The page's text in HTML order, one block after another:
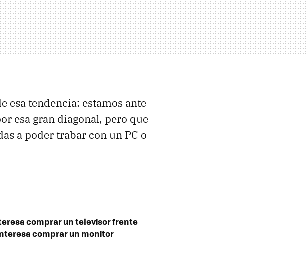
esa tendencia: estamos ante
esa gran diagonal, pero que
a poder trabar con un PC o
comprar un televisor frente
comprar un monitor